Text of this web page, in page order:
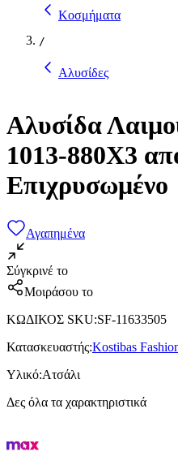
Κοσμήματα
/
Αλυσίδες
Αλυσίδα
1013-880X3
Επιχρυσωμένο
Αγαπημένα
Σύγκρινέ το
Μοιράσου το
ΚΩΔΙΚΟΣ SKU:SF-11633505
Κατασκευαστής:Kostibas
Υλικό:Ατσάλι
Δες όλα τα χαρακτηριστικά